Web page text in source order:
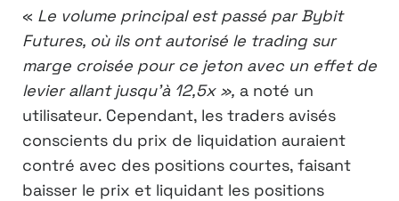
« Le volume principal est passé par Bybit
Futures, où ils ont autorisé le trading sur
marge croisée pour ce jeton avec un effet de
levier allant jusqu’à 12,5x », a noté un
utilisateur. Cependant, les traders avisés
conscients du prix de liquidation auraient
contré avec des positions courtes, faisant
baisser le prix et liquidant les positions